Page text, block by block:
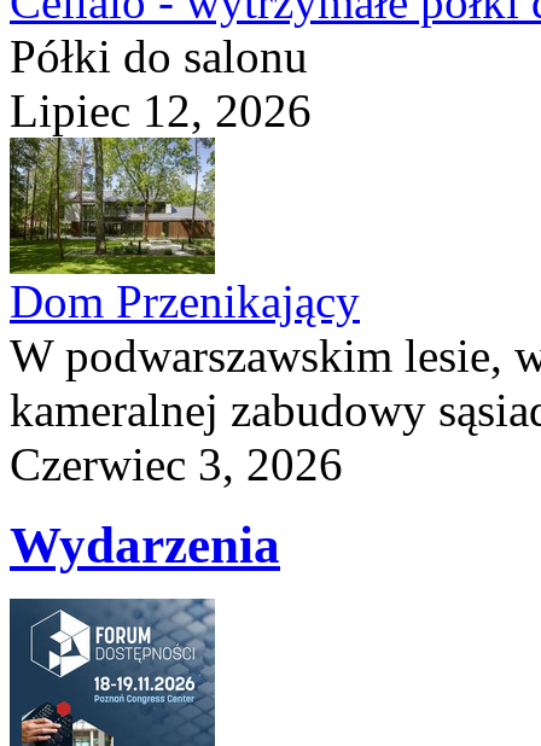
Półki do salonu
Lipiec 12, 2026
Dom Przenikający
W podwarszawskim lesie,
kameralnej zabudowy
Czerwiec 3, 2026
Wydarzenia